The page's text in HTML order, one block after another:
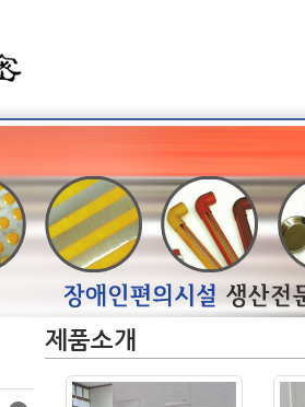
제품소개